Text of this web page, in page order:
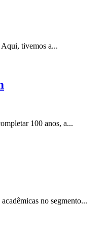
tivemos a...
100 anos, a...
no segmento...